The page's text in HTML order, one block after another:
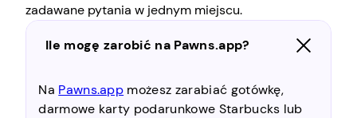
zadawane pytania w jednym miejscu.
Ile mogę zarobić na Pawns.app?
Na Pawns.app możesz zarabiać gotówkę,
darmowe karty podarunkowe Starbucks lub